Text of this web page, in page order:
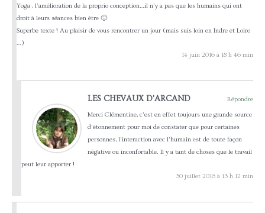
Yoga , l’amélioration de la proprio conception…il n’y a pas que les humains qui ont
droit à leurs séances bien être 🙂
Superbe texte ! Au plaisir de vous rencontrer un jour (mais suis loin en Indre et Loire
…)
14 juin 2016 à 18 h 46 min
LES CHEVAUX D'ARCAND
Répondre
Merci Clémentine, c’est en effet toujours une grande source
d’étonnement pour moi de constater que pour certaines
personnes, l’interaction avec l’humain est de toute façon
négative ou inconfortable. Il y a tant de choses que le travail
peut leur apporter !
30 juillet 2016 à 13 h 12 min